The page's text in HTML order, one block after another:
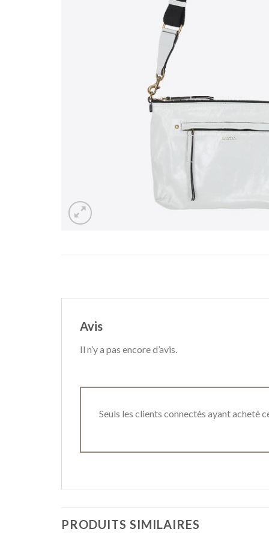
Avis
Il n’y a pas encore d’avis.
Seuls les clients connectés ayant acheté
PRODUITS SIMILAIRES